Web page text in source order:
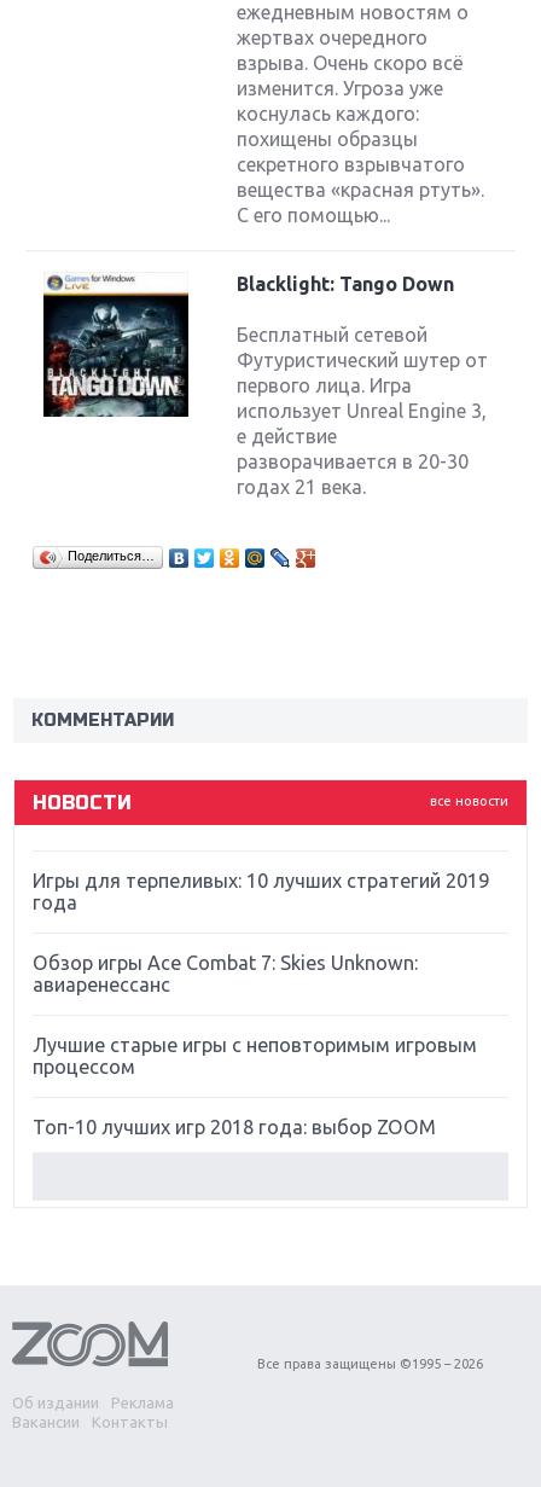
ежедневным новостям о
жертвах очередного
взрыва. Очень скоро всё
изменится. Угроза уже
коснулась каждого:
похищены образцы
секретного взрывчатого
вещества «красная ртуть».
С его помощью...
Blacklight: Tango Down
Бесплатный сетевой
Футуристический шутер от
первого лица. Игра
использует Unreal Engine 3,
е действие
разворачивается в 20-30
годах 21 века.
Поделиться…
КОММЕНТАРИИ
все новости
НОВОСТИ
Far Cry 5: хвалить нельзя ругать
Игры для терпеливых: 10 лучших стратегий 2019
года
Обзор игры Ace Combat 7: Skies Unknown:
авиаренессанс
Лучшие старые игры с неповторимым игровым
процессом
Топ-10 лучших игр 2018 года: выбор ZOOM
Обзор игры Forza Horizon 4: вершина эволюции
Две важных новинки для консолей: Spider-Man и
Divinity Original Sin 2
Об издании
Реклама
Вакансии
Контакты
Все права защищены ©1995 – 2026